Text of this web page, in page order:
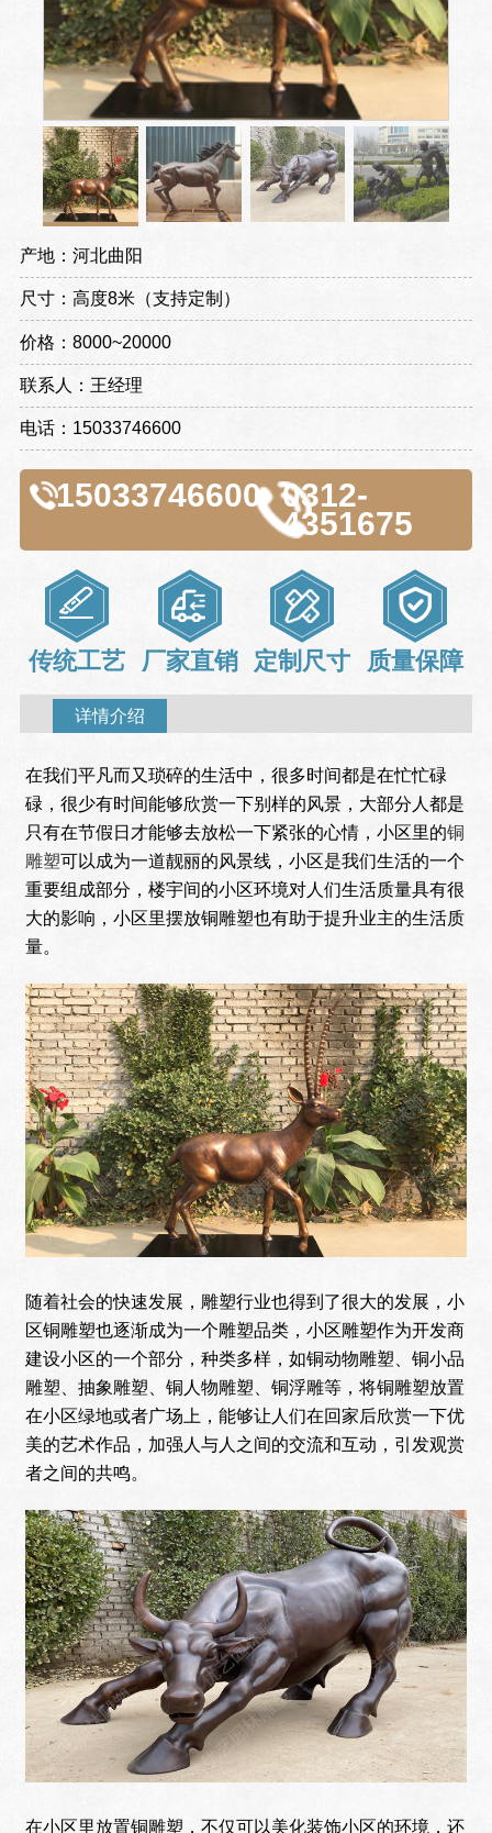
产地：河北曲阳
尺寸：高度8米（支持定制）
价格：8000~20000
联系人：王经理
电话：15033746600
15033746600 0312-
4351675
传统工艺 厂家直销 定制尺寸 质量保障
详情介绍
在我们平凡而又琐碎的生活中，很多时间都是在忙忙碌
碌，很少有时间能够欣赏一下别样的风景，大部分人都是
只有在节假日才能够去放松一下紧张的心情，小区里的铜
雕塑可以成为一道靓丽的风景线，小区是我们生活的一个
重要组成部分，楼宇间的小区环境对人们生活质量具有很
大的影响，小区里摆放铜雕塑也有助于提升业主的生活质
量。
随着社会的快速发展，雕塑行业也得到了很大的发展，小
区铜雕塑也逐渐成为一个雕塑品类，小区雕塑作为开发商
建设小区的一个部分，种类多样，如铜动物雕塑、铜小品
雕塑、抽象雕塑、铜人物雕塑、铜浮雕等，将铜雕塑放置
在小区绿地或者广场上，能够让人们在回家后欣赏一下优
美的艺术作品，加强人与人之间的交流和互动，引发观赏
者之间的共鸣。
在小区里放置铜雕塑，不仅可以美化装饰小区的环境，还